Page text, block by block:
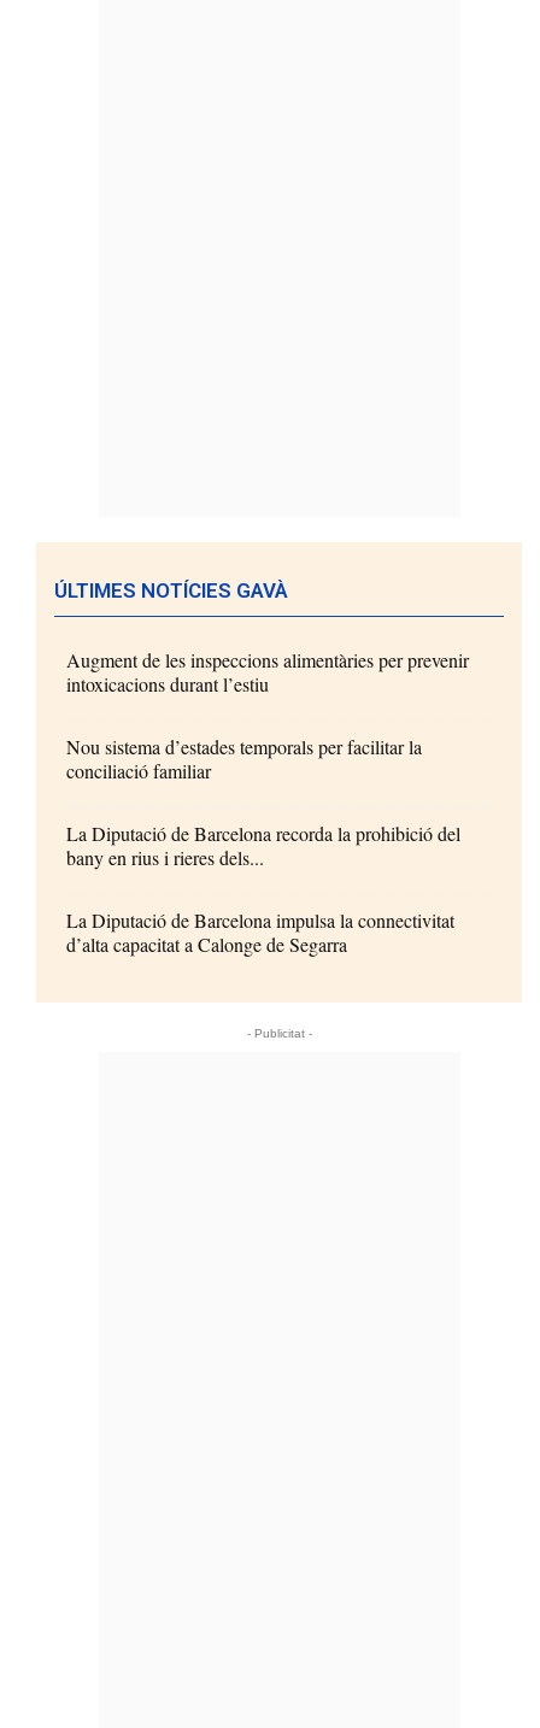
ÚLTIMES NOTÍCIES GAVÀ
Augment de les inspeccions alimentàries per prevenir
intoxicacions durant l’estiu
Nou sistema d’estades temporals per facilitar la
conciliació familiar
La Diputació de Barcelona recorda la prohibició del
bany en rius i rieres dels...
La Diputació de Barcelona impulsa la connectivitat
d’alta capacitat a Calonge de Segarra
- Publicitat -